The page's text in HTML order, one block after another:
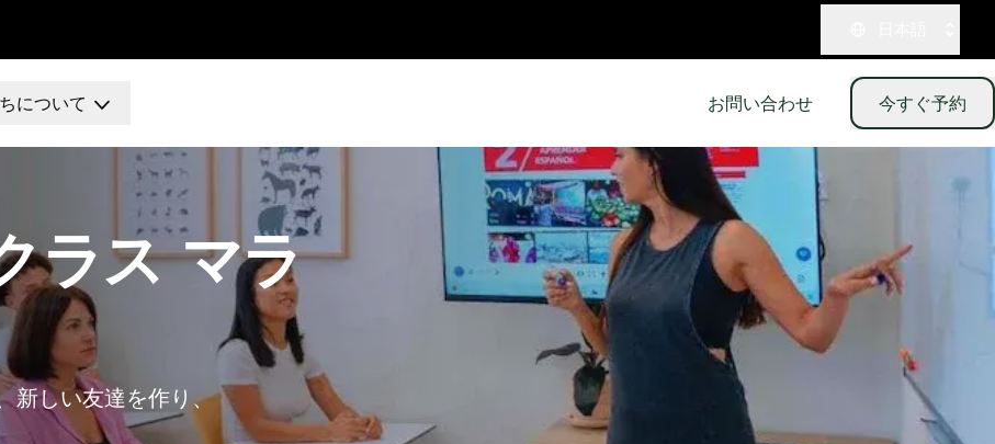
について お問い合わせ 今すぐ予約
ラス マラ
新しい友達を作り、